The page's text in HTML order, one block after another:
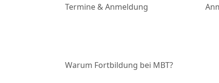
Termine & Anmeldung
Warum Fortbildung bei MBT?